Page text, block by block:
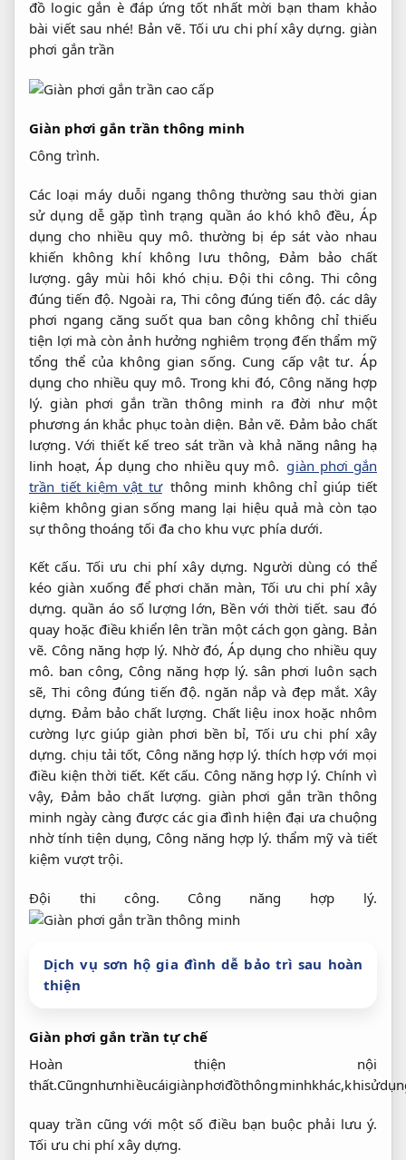
đồ logic gắn è đáp ứng tốt nhất mời bạn tham khảo
bài viết sau nhé! Bản vẽ. Tối ưu chi phí xây dựng. giàn
phơi gắn trần
Giàn phơi gắn trần thông minh
Công trình.
Các loại máy duỗi ngang thông thường sau thời gian
sử dụng dễ gặp tình trạng quần áo khó khô đều, Áp
dụng cho nhiều quy mô. thường bị ép sát vào nhau
khiến không khí không lưu thông, Đảm bảo chất
lượng. gây mùi hôi khó chịu.Đội thi công. Thi công
đúng tiến độ. Ngoài ra, Thi công đúng tiến độ. các dây
phơi ngang căng suốt qua ban công không chỉ thiếu
tiện lợi mà còn ảnh hưởng nghiêm trọng đến thẩm mỹ
tổng thể của không gian sống. Cung cấp vật tư. Áp
dụng cho nhiều quy mô. Trong khi đó, Công năng hợp
lý. giàn phơi gắn trần thông minh ra đời như một
phương án khắc phục toàn diện. Bản vẽ. Đảm bảo chất
lượng. Với thiết kế treo sát trần và khả năng nâng hạ
linh hoạt,Áp dụng cho nhiều quy mô. giàn phơi gắn
trần tiết kiệm vật tư thông minh không chỉ giúp tiết
kiệm không gian sống mang lại hiệu quả mà còn tạo
sự thông thoáng tối đa cho khu vực phía dưới.
Kết cấu. Tối ưu chi phí xây dựng. Người dùng có thể
kéo giàn xuống để phơi chăn màn, Tối ưu chi phí xây
dựng. quần áo số lượng lớn, Bền với thời tiết. sau đó
quay hoặc điều khiển lên trần một cách gọn gàng. Bản
vẽ. Công năng hợp lý. Nhờ đó, Áp dụng cho nhiều quy
mô. ban công, Công năng hợp lý. sân phơi luôn sạch
sẽ,Thi công đúng tiến độ. ngăn nắp và đẹp mắt. Xây
dựng. Đảm bảo chất lượng. Chất liệu inox hoặc nhôm
cường lực giúp giàn phơi bền bỉ,Tối ưu chi phí xây
dựng. chịu tải tốt, Công năng hợp lý. thích hợp với mọi
điều kiện thời tiết. Kết cấu. Công năng hợp lý. Chính vì
vậy, Đảm bảo chất lượng. giàn phơi gắn trần thông
minh ngày càng được các gia đình hiện đại ưa chuộng
nhờ tính tiện dụng, Công năng hợp lý. thẩm mỹ và tiết
kiệm vượt trội.
Đội thi công. Công năng hợp lý.
Dịch vụ sơn hộ gia đình dễ bảo trì sau hoàn
thiện
Giàn phơi gắn trần tự chế
Hoàn thiện nội
thất.Cũngnhưnhiềucáigiànphơiđồthôngminhkhác,khisử
quay trần cũng với một số điều bạn buộc phải lưu ý.
Tối ưu chi phí xây dựng.